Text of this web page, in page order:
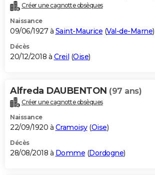
Créer une cagnotte obsèques
Naissance
09/06/1927 à Saint-Maurice (Val-de-Marne)
Décès
20/12/2018 à Creil (Oise)
Alfreda DAUBENTON (97 ans)
Créer une cagnotte obsèques
Naissance
22/09/1920 à Cramoisy(Oise)
Décès
28/08/2018 à Domme (Dordogne)